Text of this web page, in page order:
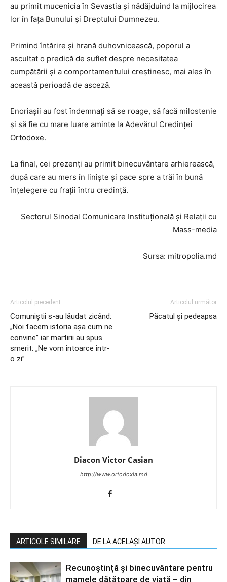
au primit mucenicia în Sevastia și nădăjduind la mijlocirea
lor în fața Bunului și Dreptului Dumnezeu.
Primind întărire și hrană duhovnicească, poporul a
ascultat o predică de suflet despre necesitatea
cumpătării și a comportamentului creștinesc, mai ales în
această perioadă de asceză.
Enoriașii au fost îndemnați să se roage, să facă milostenie
și să fie cu mare luare aminte la Adevărul Credinței
Ortodoxe.
La final, cei prezenți au primit binecuvântare arhierească,
după care au mers în liniște și pace spre a trăi în bună
înțelegere cu frații întru credință.
Sectorul Sinodal Comunicare Instituțională și Relații cu
Mass-media
Sursa: mitropolia.md
Articolul precedent
Comuniștii s-au lăudat zicând:
„Noi facem istoria aşa cum ne
convine” iar martirii au spus
smerit: „Ne vom întoarce într-
o zi”
Articolul următor
Păcatul și pedeapsa
Diacon Victor Casian
http://www.ortodoxia.md
ARTICOLE SIMILARE DE LA ACELAȘI AUTOR
Recunoștință și binecuvântare pentru
mamele dătătoare de viață – din